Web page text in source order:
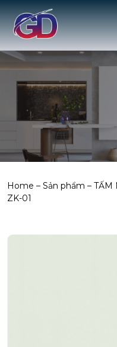
Home – Sản phẩm – TẤM
ZK-01